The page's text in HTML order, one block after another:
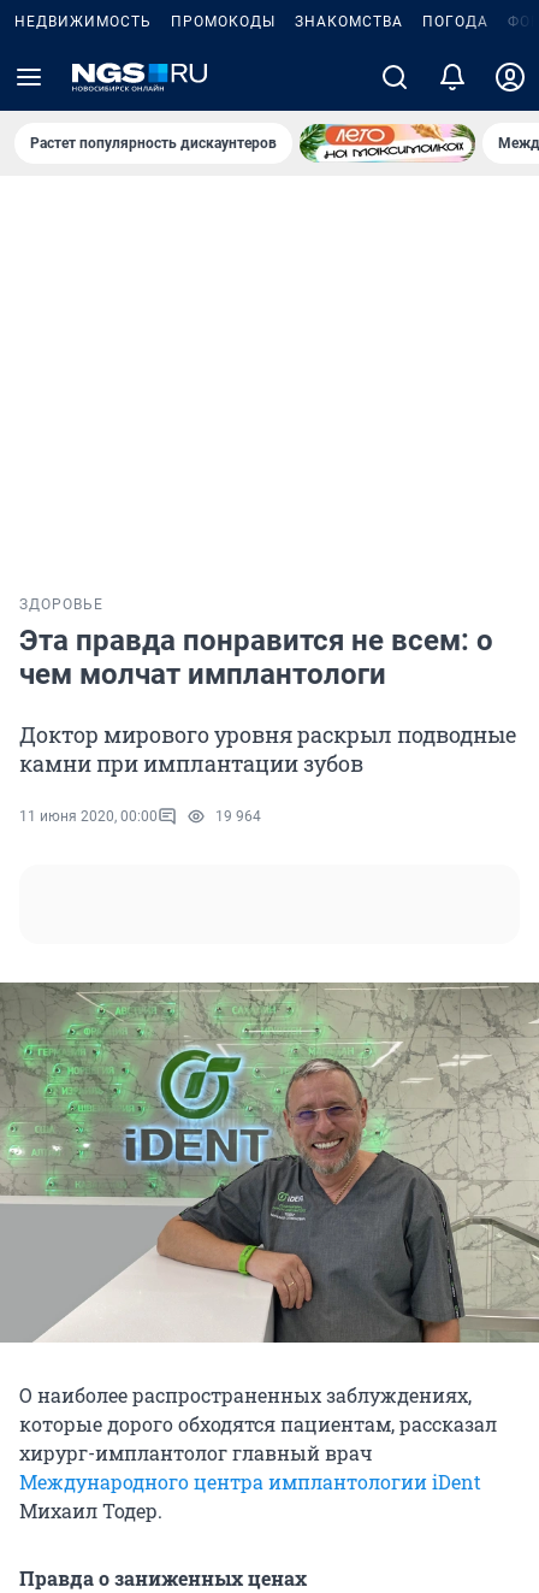
НЕДВИЖИМОСТЬ ПРОМОКОДЫ ЗНАКОМСТВА ПОГОДА
Растет популярность дискаунтеров
ЗДОРОВЬЕ
Эта правда понравится не всем: о
чем молчат имплантологи
Доктор мирового уровня раскрыл подводные
камни при имплантации зубов
11 июня 2020, 00:00 19 964
О наиболее распространенных заблуждениях,
которые дорого обходятся пациентам, рассказал
хирург-имплантолог главный врач
Международного центра имплантологии iDent
Михаил Тодер.
Правда о заниженных ценах